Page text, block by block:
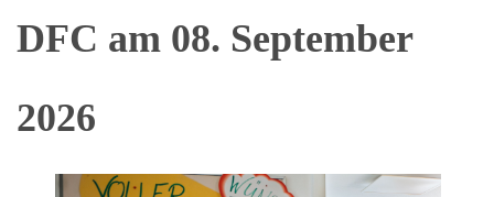
DFC am 08. September
2026